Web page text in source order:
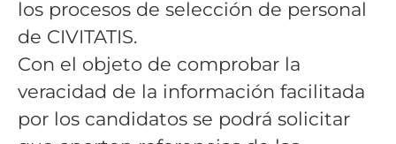
los procesos de selección de personal
de CIVITATIS.
Con el objeto de comprobar la
veracidad de la información facilitada
por los candidatos se podrá solicitar